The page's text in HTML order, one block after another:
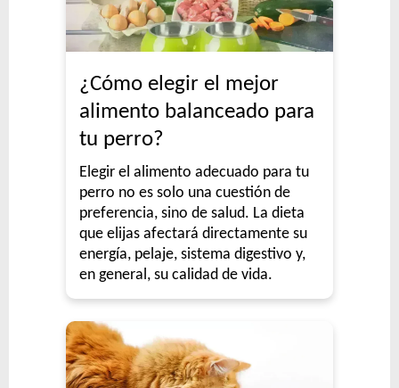
¿Cómo elegir el mejor
alimento balanceado para
tu perro?
Elegir el alimento adecuado para tu
perro no es solo una cuestión de
preferencia, sino de salud. La dieta
que elijas afectará directamente su
energía, pelaje, sistema digestivo y,
en general, su calidad de vida.